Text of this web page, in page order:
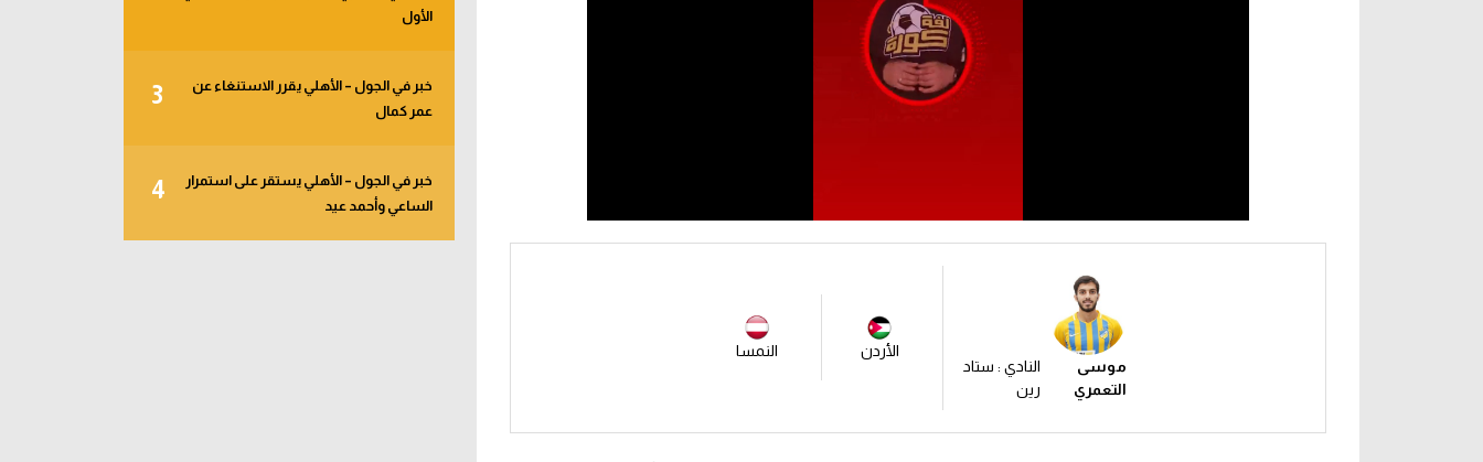
موسى
التعمري
النادي : ستاد
رين
الأردن النمسا
الأول
3
خبر في الجول – الأهلي يقرر الاستنغاء عن
عمر كمال
4
خبر في الجول – الأهلي يستقر على استمرار
الساعي وأحمد عيد